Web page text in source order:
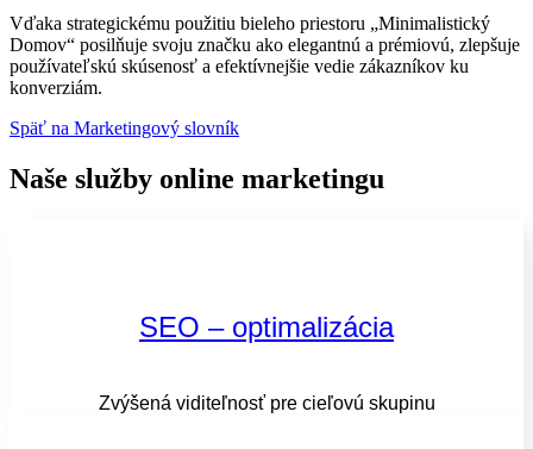
Vďaka strategickému použitiu bieleho priestoru „Minimalistický
Domov“ posilňuje svoju značku ako elegantnú a prémiovú, zlepšuje
používateľskú skúsenosť a efektívnejšie vedie zákazníkov ku
konverziám.
Späť na Marketingový slovník
Naše služby online marketingu
SEO – optimalizácia
Zvýšená viditeľnosť pre cieľovú skupinu